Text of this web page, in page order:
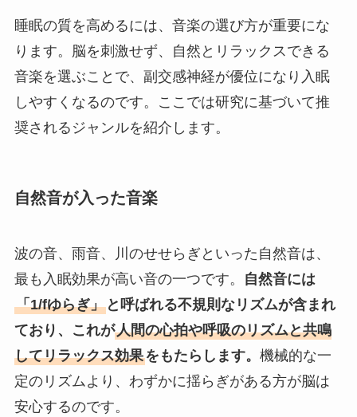
睡眠の質を高めるには、音楽の選び方が重要にな
ります。脳を刺激せず、自然とリラックスできる
音楽を選ぶことで、副交感神経が優位になり入眠
しやすくなるのです。ここでは研究に基づいて推
奨されるジャンルを紹介します。
自然音が入った音楽
波の音、雨音、川のせせらぎといった自然音は、
最も入眠効果が高い音の一つです。
自然音には
「1/fゆらぎ」と呼ばれる不規則なリズムが含まれ
ており、これが人間の心拍や呼吸のリズムと共鳴
してリラックス効果をもたらします。 機械的な一
定のリズムより、わずかに揺らぎがある方が脳は
安心するのです。